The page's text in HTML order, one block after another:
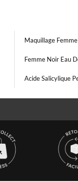
Maquillage Femme
Femme Noir Eau
Acide Salicylique